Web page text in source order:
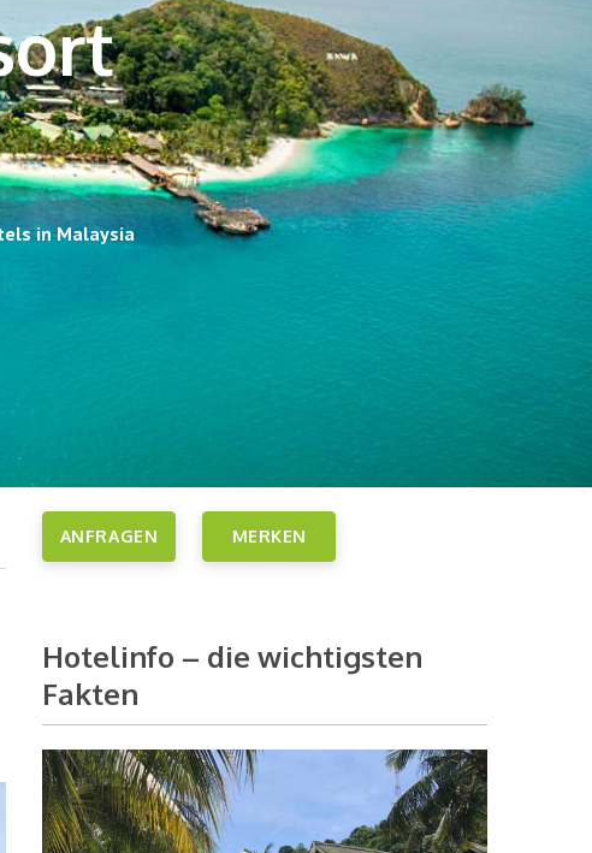
in Malaysia
ANFRAGEN MERKEN
Hotelinfo – die wichtigsten
Fakten